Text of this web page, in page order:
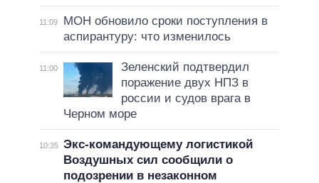
11:09
МОН обновило сроки поступления в
аспирантуру: что изменилось
11:00
Зеленский подтвердил
поражение двух НПЗ в
россии и судов врага в
Черном море
10:35 Экс-командующему логистикой
Воздушных сил сообщили о
подозрении в незаконном